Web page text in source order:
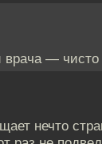
— чисто
нечто